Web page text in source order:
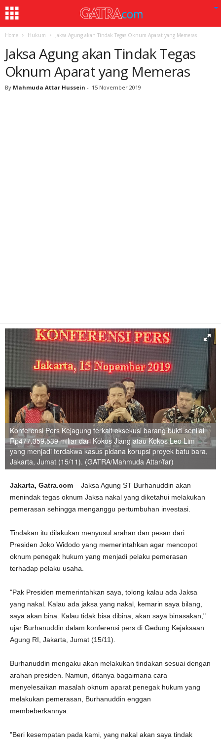
Home Hukum Jaksa Agung akan Tindak Tegas Oknum Aparat yang Memeras
Jaksa Agung akan Tindak Tegas
Oknum Aparat yang Memeras
By Mahmuda Attar Hussein - 15 November 2019
Konferensi Pers Kejagung terkait eksekusi barang bukti senilai
Rp477.359.539 miliar dari Kokos Jiang atau Kokos Leo Lim
yang menjadi terdakwa kasus pidana korupsi proyek batu bara,
Jakarta, Jumat (15/11). (GATRA/Mahmuda Attar/far)
Jakarta, Gatra.com – Jaksa Agung ST Burhanuddin akan
menindak tegas oknum Jaksa nakal yang diketahui melakukan
pemerasan sehingga menganggu pertumbuhan investasi.
Tindakan itu dilakukan menyusul arahan dan pesan dari
Presiden Joko Widodo yang memerintahkan agar mencopot
oknum penegak hukum yang menjadi pelaku pemerasan
terhadap pelaku usaha.
"Pak Presiden memerintahkan saya, tolong kalau ada Jaksa
yang nakal. Kalau ada jaksa yang nakal, kemarin saya bilang,
saya akan bina. Kalau tidak bisa dibina, akan saya binasakan,"
ujar Burhanuddin dalam konferensi pers di Gedung Kejaksaan
Agung RI, Jakarta, Jumat (15/11).
Burhanuddin mengaku akan melakukan tindakan sesuai dengan
arahan presiden. Namun, ditanya bagaimana cara
menyelesaikan masalah oknum aparat penegak hukum yang
melakukan pemerasan, Burhanuddin enggan
membeberkannya.
"Beri kesempatan pada kami, yang nakal akan saya tindak